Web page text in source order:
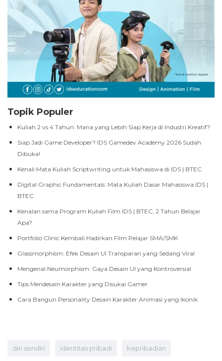
Topik Populer
Kuliah 2 vs 4 Tahun: Mana yang Lebih Siap Kerja di Industri Kreatif?
Siap Jadi Game Developer? IDS Gamedev Academy 2026 Sudah
Dibuka!
Kenali Mata Kuliah Scriptwriting untuk Mahasiswa di IDS | BTEC
Digital Graphic Fundamentals: Mata Kuliah Dasar Mahasiswa IDS |
BTEC
Kenalan sama Program Kuliah Film IDS | BTEC, 2 Tahun Belajar
Apa?
Portfolio Clinic Kembali Hadirkan Film Pelajar SMA/SMK
Glassmorphism: Efek Desain UI Transparan yang Sedang Viral
Mengenal Neumorphism: Gaya Desain UI yang Kontroversial
Tips Mendesain Karakter yang Disukai Gamer
Cara Bangun Personality Desain Karakter Animasi yang Ikonik
diri sendiri identitas pribadi kepribadian